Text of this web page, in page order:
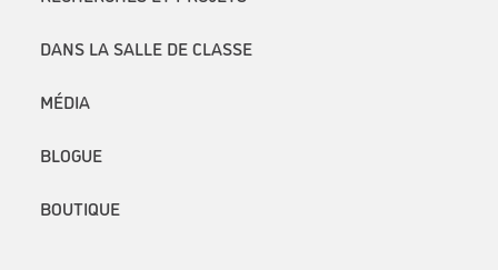
DANS LA SALLE DE CLASSE
MÉDIA
BLOGUE
BOUTIQUE